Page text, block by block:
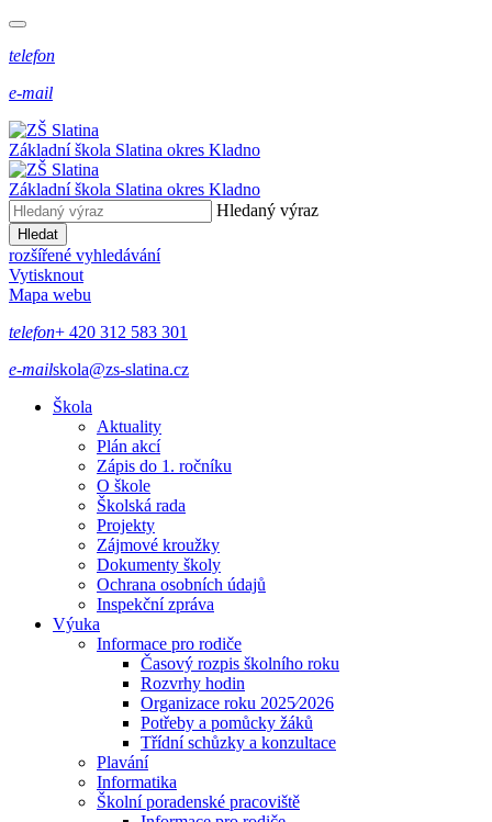
telefon
e-mail
Základní škola Slatina okres Kladno
Základní škola Slatina okres Kladno
Hledaný výraz
Hledat
rozšířené vyhledávání
Vytisknout
Mapa webu
telefon+ 420 312 583 301
e-mailskola@zs-slatina.cz
Škola
Aktuality
Plán akcí
Zápis do 1. ročníku
O škole
Školská rada
Projekty
Zájmové kroužky
Dokumenty školy
Ochrana osobních údajů
Inspekční zpráva
Výuka
Informace pro rodiče
Časový rozpis školního roku
Rozvrhy hodin
Organizace roku 2025⁄2026
Potřeby a pomůcky žáků
Třídní schůzky a konzultace
Plavání
Informatika
Školní poradenské pracoviště